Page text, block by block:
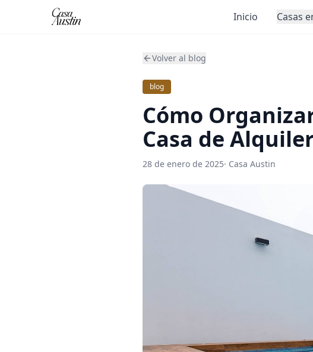
Inicio Casas
Volver al blog
blog
Cómo
Casa de
28 de enero de 2025· Casa Austin